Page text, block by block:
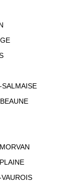
SALMAISE